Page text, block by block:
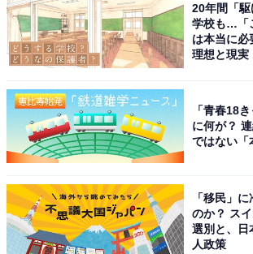
こちらもおすすめ
入学したら自慢できそうな
校」ランキング！ 2位「仙台
20年間「
学校も…「
は本当に必
理想と現実
「青春18
に何が？
ではない「
「移民」
のか？ ス
選別と、日
人政策